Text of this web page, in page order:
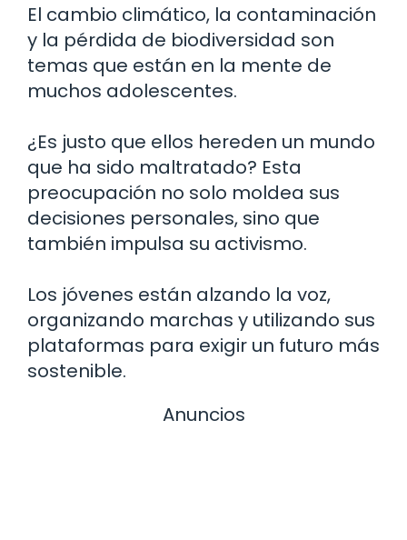
El cambio climático, la contaminación
y la pérdida de biodiversidad son
temas que están en la mente de
muchos adolescentes.
¿Es justo que ellos hereden un mundo
que ha sido maltratado? Esta
preocupación no solo moldea sus
decisiones personales, sino que
también impulsa su activismo.
Los jóvenes están alzando la voz,
organizando marchas y utilizando sus
plataformas para exigir un futuro más
sostenible.
Anuncios